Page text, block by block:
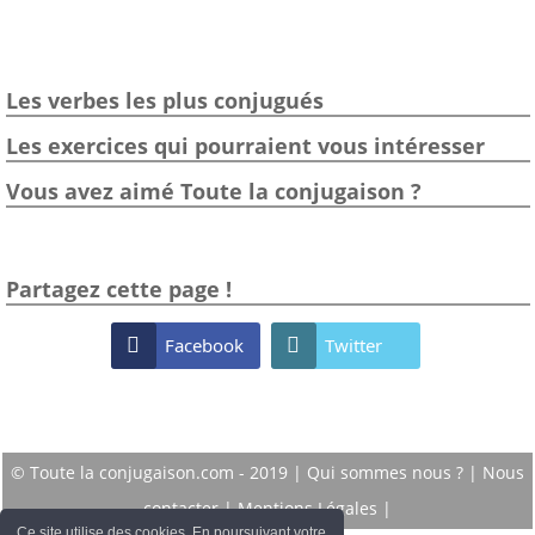
Les verbes les plus conjugués
Les exercices qui pourraient vous intéresser
Vous avez aimé Toute la conjugaison ?
Partagez cette page !
 Facebook  Twitter
© Toute la conjugaison.com - 2019 | Qui sommes nous ? | Nous
contacter|Mentions Légales |